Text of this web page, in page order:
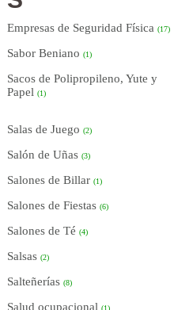
Empresas de Seguridad Física (17)
Sabor Beniano (1)
Sacos de Polipropileno, Yute y
Papel (1)
Salas de Juego (2)
Salón de Uñas (3)
Salones de Billar (1)
Salones de Fiestas (6)
Salones de Té (4)
Salsas (2)
Salteñerías (8)
Salud ocupacional (1)